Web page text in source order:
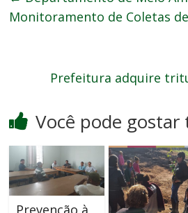
Monitoramento de Coletas
Prefeitura adquire
Você pode gostar
Prevenção à